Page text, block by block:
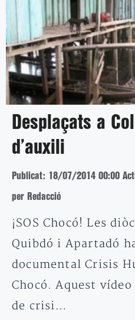
Desplaçats a
d’auxili
Publicat: 18/07/2014 00:00
per Redacció
¡SOS Chocó! Les
Quibdó i Apartadó
documental Crisis
Chocó. Aquest
de crisi…